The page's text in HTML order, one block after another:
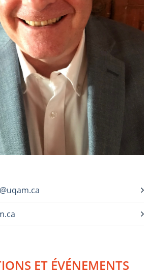
ET ÉVÉNEMENTS